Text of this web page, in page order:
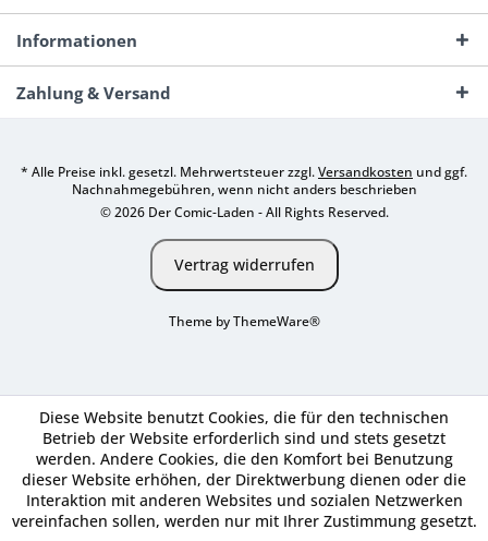
Informationen
Zahlung & Versand
* Alle Preise inkl. gesetzl. Mehrwertsteuer zzgl.Versandkosten und ggf.
Nachnahmegebühren, wenn nicht anders beschrieben
© 2026 Der Comic-Laden - All Rights Reserved.
Vertrag widerrufen
Theme byThemeWare®
Diese Website benutzt Cookies, die für den technischen
Betrieb der Website erforderlich sind und stets gesetzt
werden. Andere Cookies, die den Komfort bei Benutzung
dieser Website erhöhen, der Direktwerbung dienen oder die
Interaktion mit anderen Websites und sozialen Netzwerken
vereinfachen sollen, werden nur mit Ihrer Zustimmung gesetzt.